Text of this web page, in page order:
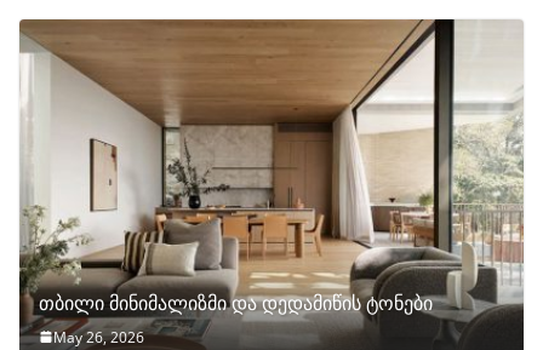
თბილი მინიმალიზმი და დედამიწის ტონები
May 26, 2026